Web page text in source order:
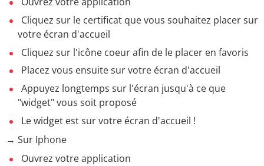
Cliquez sur le certificat que vous souhaitez placer sur
votre écran d'accueil
Cliquez sur l'icône coeur afin de le placer en favoris
Placez vous ensuite sur votre écran d'accueil
Appuyez longtemps sur l'écran jusqu'à ce que
"widget" vous soit proposé
Le widget est sur votre écran d'accueil !
→ Sur Iphone
Ouvrez votre application